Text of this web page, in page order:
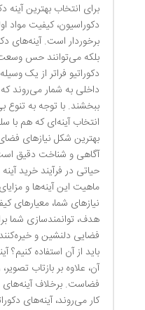
برای انتخاب بهترین آینه
دکوراسیون، کیفیت مواد
برخوردار است. آینه‌های
بلکه می‌توانند حس وسعت
دکوراتیو فراتر از یک
داخلی به شمار می‌روند
ببخشند. با توجه به تنوع
انتخاب آینه‌ای که هم با
بهترین شکل نیازهای فضای
آگاهی و شناخت دقیق
حیاتی در فرآیند خرید
ماهیت این آینه‌ها و
نیازهای شما،
هدف، توانمندسازی شما
فضایی دلنشین و
باید از آن استفاده کنیم؟
آن، علاوه بر بازتاب
فضاست. برخلاف آینه‌های
کار می‌روند، آینه‌های